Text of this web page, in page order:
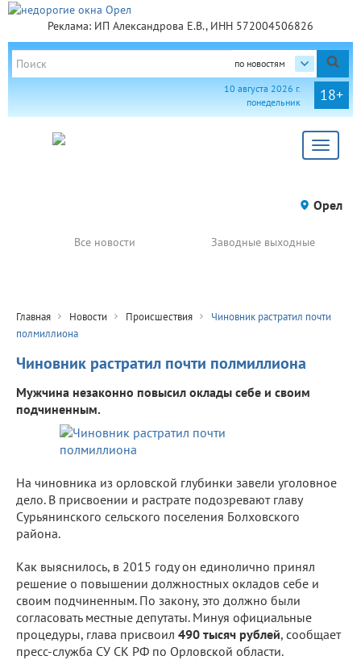
Реклама: ИП Александрова Е.В., ИНН 572004506826
по новостям
18+
10 августа 2026 г.
понедельник
Toggle
Орел
Все новости Заводные выходные
Главная Новости Происшествия
Чиновник растратил почти
полмиллиона
Чиновник растратил почти полмиллиона
Мужчина незаконно повысил оклады себе и своим
подчиненным.
На чиновника из орловской глубинки завели уголовное
дело. В присвоении и растрате подозревают главу
Сурьянинского сельского поселения Болховского
района.
Как выяснилось, в 2015 году он единолично принял
решение о повышении должностных окладов себе и
своим подчиненным. По закону, это должно были
согласовать местные депутаты. Минуя официальные
процедуры, глава присвоил 490 тысяч рублей, сообщает
пресс-служба СУ СК РФ по Орловской области.